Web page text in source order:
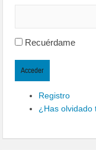
Recuérdame
Acceder
Registro
¿Has olvidado